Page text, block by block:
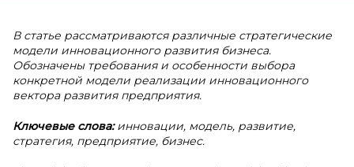
В статье рассматриваются различные стратегические
модели инновационного развития бизнеса.
Обозначены требования и особенности выбора
конкретной модели реализации инновационного
вектора развития предприятия.
Ключевые слова:инновации, модель, развитие,
стратегия, предприятие, бизнес.